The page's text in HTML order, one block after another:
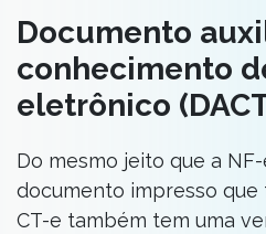
Documento
conhecimento
eletrônico
Do mesmo jeito que a
documento impresso que
CT-e também tem uma